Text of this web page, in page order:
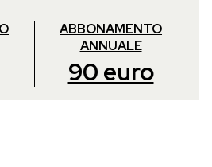
ABBONAMENTO
ANNUALE
90 euro